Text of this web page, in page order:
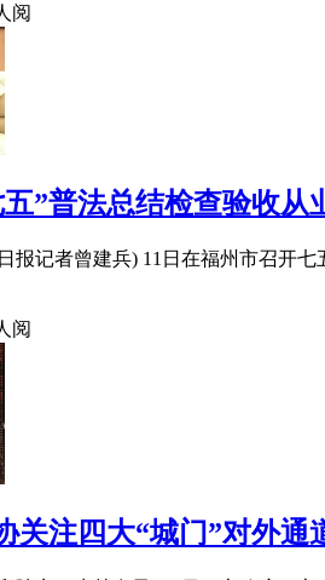
阅
”普法总结检查验收从
报记者曾建兵) 11日在福州市召开
阅
关注四大“城门”对外通